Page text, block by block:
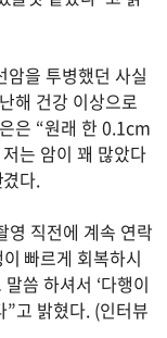
암을 투병했던 사실
해 건강 이상으로
은 “원래 한 0.1cm
는 암이 꽤 많았다
다.
영 직전에 계속 연락
빠르게 회복하시
씀 하셔서 ‘다행이
”고 밝혔다. (인터뷰